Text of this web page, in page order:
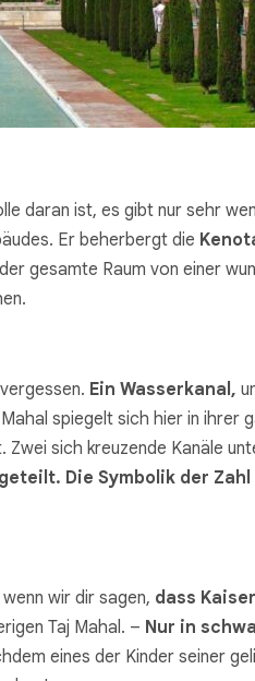
daran ist, es gibt nur sehr
Er beherbergt die
gesamte Raum von einer
Ein Wasserkanal,
spiegelt sich hier in ihrer
sich kreuzende Kanäle
Die Symbolik der
wir dir sagen, dass
Taj Mahal. – Nur in
eines der Kinder seiner